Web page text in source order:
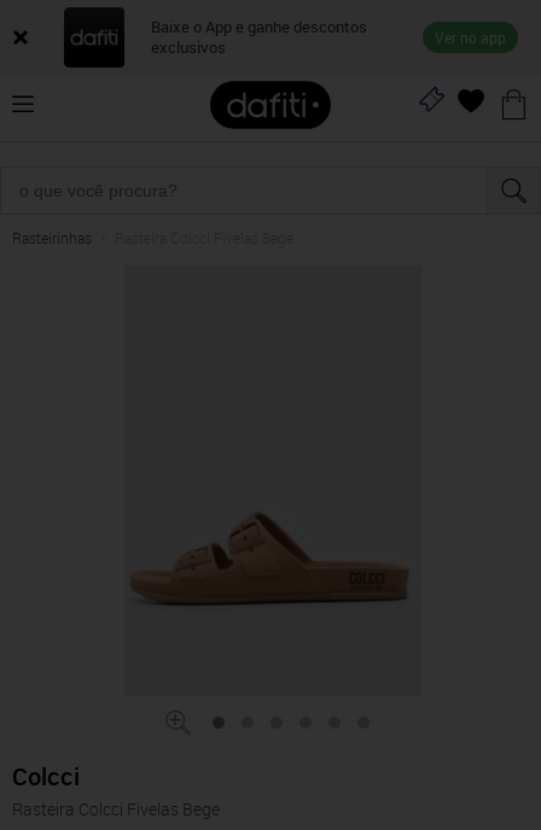
Baixe o App e ganhe descontos
exclusivos
Ver no app
Rasteirinhas
Colcci
Rasteira Colcci Fivelas Bege